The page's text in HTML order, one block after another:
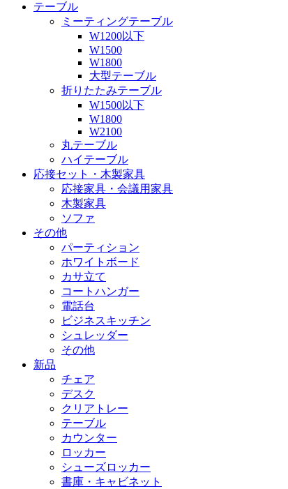
テーブル
ミーティングテーブル
W1200以下
W1500
W1800
大型テーブル
折りたたみテーブル
W1500以下
W1800
W2100
丸テーブル
ハイテーブル
応接セット・木製家具
応接家具・会議用家具
木製家具
ソファ
その他
パーティション
ホワイトボード
カサ立て
コートハンガー
電話台
ビジネスキッチン
シュレッダー
その他
新品
チェア
デスク
クリアトレー
テーブル
カウンター
ロッカー
シューズロッカー
書庫・キャビネット